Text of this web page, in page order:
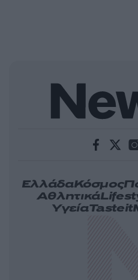
ΕλλάδαΚόσμος
Αθλητικά
ΥγείαTasteit